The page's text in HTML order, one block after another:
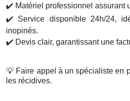
✔️ Matériel professionnel assurant
✔️ Service disponible 24h/24,
inopinés.
✔️ Devis clair, garantissant une
💡 Faire appel à un spécialiste en
les récidives.